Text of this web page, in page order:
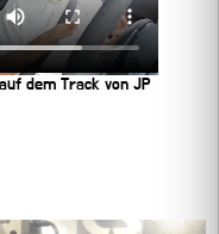
dem Track von JP